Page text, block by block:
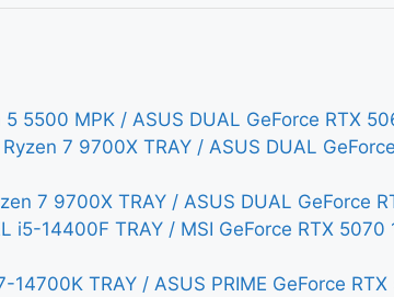
5500 MPK / ASUS DUAL GeForce RTX
7 9700X TRAY / ASUS DUAL
7 9700X TRAY / ASUS DUAL GeForce
i5-14400F TRAY / MSI GeForce RTX
14700K TRAY / ASUS PRIME GeForce